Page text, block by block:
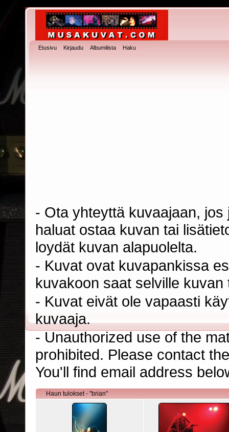
Etusivu Kirjaudu Albumilista Haku
- Ota yhteyttä kuvaajaan,
haluat ostaa kuvan tai
loydät kuvan alapuolelta.
- Kuvat ovat kuvapankissa
kuvakoon saat selville
- Kuvat eivät ole vapaasti
kuvaaja.
- Unauthorized use of the
prohibited. Please contact
You'll find email address
Haun tulokset - "brian"